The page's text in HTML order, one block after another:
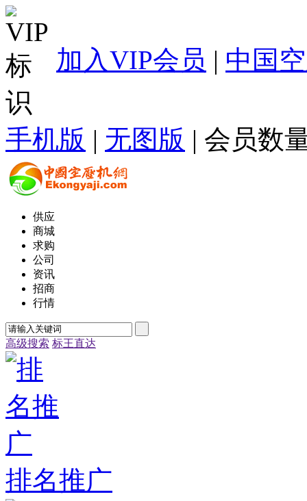
加入VIP会员 | 中国
手机版 | 无图版 | 会员数
供应
商城
求购
公司
资讯
招商
行情
高级搜索 标王直达
排名推广